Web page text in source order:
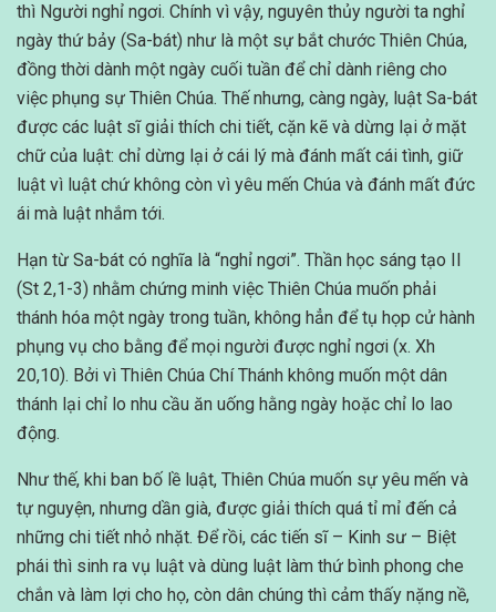
thì Người nghỉ ngơi. Chính vì vậy, nguyên thủy người ta nghỉ
ngày thứ bảy (Sa-bát) như là một sự bắt chước Thiên Chúa,
đồng thời dành một ngày cuối tuần để chỉ dành riêng cho
việc phụng sự Thiên Chúa. Thế nhưng, càng ngày, luật Sa-bát
được các luật sĩ giải thích chi tiết, cặn kẽ và dừng lại ở mặt
chữ của luật: chỉ dừng lại ở cái lý mà đánh mất cái tình, giữ
luật vì luật chứ không còn vì yêu mến Chúa và đánh mất đức
ái mà luật nhắm tới.
Hạn từ Sa-bát có nghĩa là “nghỉ ngơi”. Thần học sáng tạo II
(St 2,1-3) nhằm chứng minh việc Thiên Chúa muốn phải
thánh hóa một ngày trong tuần, không hẳn để tụ họp cử hành
phụng vụ cho bằng để mọi người được nghỉ ngơi (x. Xh
20,10). Bởi vì Thiên Chúa Chí Thánh không muốn một dân
thánh lại chỉ lo nhu cầu ăn uống hằng ngày hoặc chỉ lo lao
động.
Như thế, khi ban bố lề luật, Thiên Chúa muốn sự yêu mến và
tự nguyện, nhưng dần già, được giải thích quá tỉ mỉ đến cả
những chi tiết nhỏ nhặt. Để rồi, các tiến sĩ – Kinh sư – Biệt
phái thì sinh ra vụ luật và dùng luật làm thứ bình phong che
chắn và làm lợi cho họ, còn dân chúng thì cảm thấy nặng nề,